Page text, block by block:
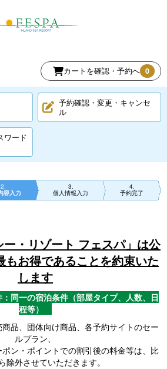
カートを確認・予約へ 0
予約確認・変更・キャンセ
ル
ワード
2
容入力
3
個人情報入力
4
予約完了
ー・リゾート フェスパ」は公
もお得であることを約束いた
します
同一の宿泊条件（部屋タイプ、人数、日
程等）
品、団体向け商品、各予約サイトのセー
ルプラン、
ン・ポイントでの割引後の料金等は、比
除外させていただきます。